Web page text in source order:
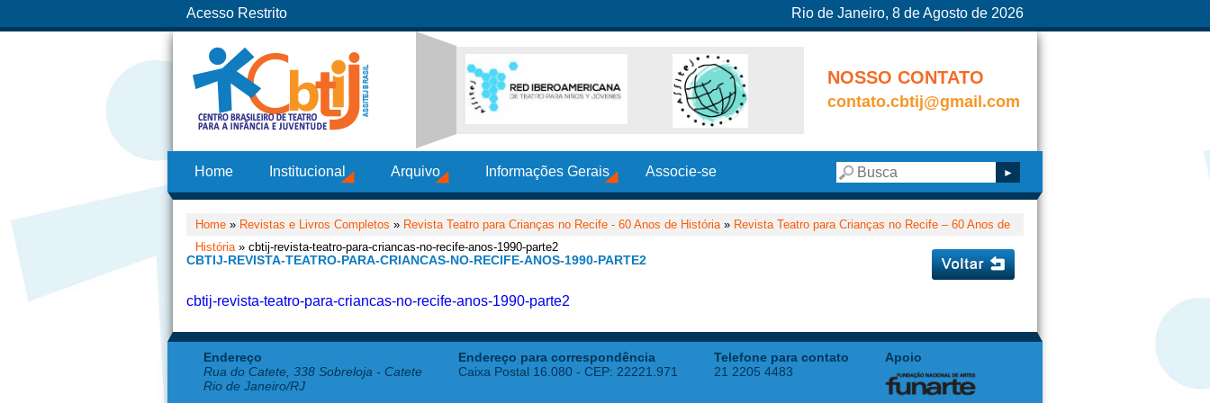
Acesso Restrito Rio de Janeiro, 8 de Agosto de 2026
NOSSO CONTATO
contato.cbtij@gmail.com
Home Institucional Arquivo Informações Gerais Associe-se
Home » Revistas e Livros Completos » Revista Teatro para Crianças no Recife - 60 Anos de História» Revista Teatro para Crianças no Recife – 60 Anos de
História» cbtij-revista-teatro-para-criancas-no-recife-anos-1990-parte2
CBTIJ-REVISTA-TEATRO-PARA-CRIANCAS-NO-RECIFE-ANOS-1990-PARTE2
cbtij-revista-teatro-para-criancas-no-recife-anos-1990-parte2
Endereço
Rua do Catete, 338 Sobreloja - Catete
Rio de Janeiro/RJ
Endereço para correspondência
Caixa Postal 16.080 - CEP: 22221.971
Telefone para contato
21 2205 4483
Apoio